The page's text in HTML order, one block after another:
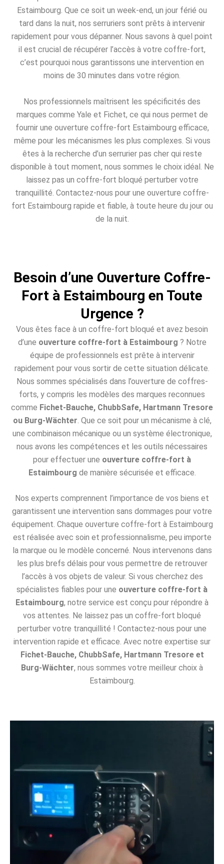
Estaimbourg. Que ce soit un week-end, un jour férié ou
tard dans la nuit, nos serruriers sont prêts à intervenir
rapidement pour vous dépanner. Nous savons à quel point
il est crucial de récupérer l’accès à votre coffre-fort,
c’est pourquoi nous garantissons une intervention en
moins de 30 minutes dans votre région.
Nos professionnels maîtrisent les spécificités des
marques comme Yale et Fichet, ce qui nous permet de
fournir une ouverture coffre-fort Estaimbourg efficace,
même pour les mécanismes les plus complexes. Si vous
êtes à la recherche d’un serrurier pas cher qui reste
disponible à tout moment, nous sommes le choix idéal. Ne
laissez pas un coffre-fort bloqué perturber votre
tranquillité. Contactez-nous pour une ouverture coffre-
fort Estaimbourg rapide et fiable, à toute heure du jour ou
de la nuit.
Besoin d’une Ouverture Coffre-
Fort à Estaimbourg en Toute
Urgence ?
Vous êtes face à un coffre-fort bloqué et avez besoin
d’une ouverture coffre-fort à Estaimbourg ? Notre
équipe de professionnels est prête à intervenir
rapidement pour vous sortir de cette situation délicate.
Nous sommes spécialisés dans l’ouverture de coffres-
forts, y compris les modèles des marques reconnues
comme Fichet-Bauche, ChubbSafe, Hartmann Tresore
ou Burg-Wächter . Que ce soit pour un mécanisme à clé,
une combinaison mécanique ou un système électronique,
nous avons les compétences et les outils nécessaires
pour effectuer une ouverture coffre-fort à
Estaimbourg de manière sécurisée et efficace.
Nos experts comprennent l’importance de vos biens et
garantissent une intervention sans dommages pour votre
équipement. Chaque ouverture coffre-fort à Estaimbourg
est réalisée avec soin et professionnalisme, peu importe
la marque ou le modèle concerné. Nous intervenons dans
les plus brefs délais pour vous permettre de retrouver
l’accès à vos objets de valeur. Si vous cherchez des
spécialistes fiables pour une ouverture coffre-fort à
Estaimbourg, notre service est conçu pour répondre à
vos attentes. Ne laissez pas un coffre-fort bloqué
perturber votre tranquillité ! Contactez-nous pour une
intervention rapide et efficace. Avec notre expertise sur
Fichet-Bauche, ChubbSafe, Hartmann Tresore et
Burg-Wächter, nous sommes votre meilleur choix à
Estaimbourg.